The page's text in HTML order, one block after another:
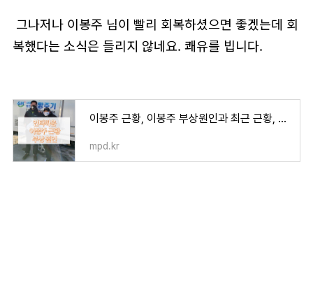
그나저나 이봉주 님이 빨리 회복하셨으면 좋겠는데 회
복했다는 소식은 들리지 않네요. 쾌유를 빕니다.
이봉주 근황, 이봉주 부상원인과 최근 근황, 뭉쳐야 찬다에서 부상
mpd.kr